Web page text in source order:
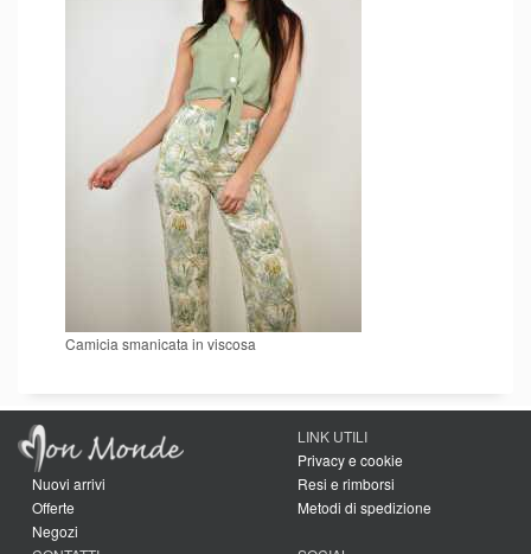
Camicia smanicata in viscosa
Nuovi arrivi
Offerte
Negozi
LINK UTILI
Privacy e cookie
Resi e rimborsi
Metodi di spedizione